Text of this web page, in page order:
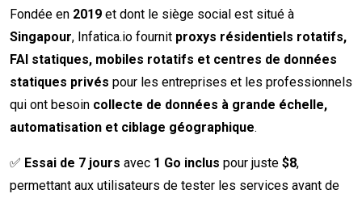
Fondée en 2019 et dont le siège social est situé à
Singapour, Infatica.io fournit proxys résidentiels rotatifs,
FAI statiques, mobiles rotatifs et centres de données
statiques privés pour les entreprises et les professionnels
qui ont besoin collecte de données à grande échelle,
automatisation et ciblage géographique.
✅ Essai de 7 jours avec 1 Go inclus pour juste $8,
permettant aux utilisateurs de tester les services avant de